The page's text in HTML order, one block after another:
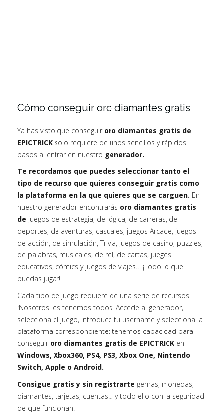
Cómo conseguir oro diamantes gratis
Ya has visto que conseguir oro diamantes gratis de
EPICTRICK solo requiere de unos sencillos y rápidos
pasos al entrar en nuestro generador.
Te recordamos que puedes seleccionar tanto el
tipo de recurso que quieres conseguir gratis como
la plataforma en la que quieres que se carguen. En
nuestro generador encontrarás oro diamantes gratis
de juegos de estrategia, de lógica, de carreras, de
deportes, de aventuras, casuales, juegos Arcade, juegos
de acción, de simulación, Trivia, juegos de casino, puzzles,
de palabras, musicales, de rol, de cartas, juegos
educativos, cómics y juegos de viajes… ¡Todo lo que
puedas jugar!
Cada tipo de juego requiere de una serie de recursos.
¡Nosotros los tenemos todos! Accede al generador,
selecciona el juego, introduce tu username y selecciona la
plataforma correspondiente: tenemos capacidad para
conseguir oro diamantes gratis de EPICTRICK en
Windows, Xbox360, PS4, PS3, Xbox One, Nintendo
Switch, Apple o Android.
Consigue gratis y sin registrarte gemas, monedas,
diamantes, tarjetas, cuentas… y todo ello con la seguridad
de que funcionan.